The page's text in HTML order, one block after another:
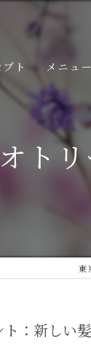
ト メニュー
ト
東
：新しい